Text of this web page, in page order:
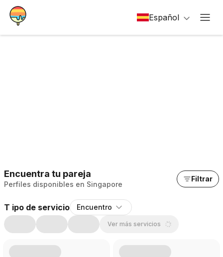
Español
Encuentra tu pareja
Perfiles disponibles en Singapore
Filtrar
T ipo de servicio Encuentro
Ver más servicios